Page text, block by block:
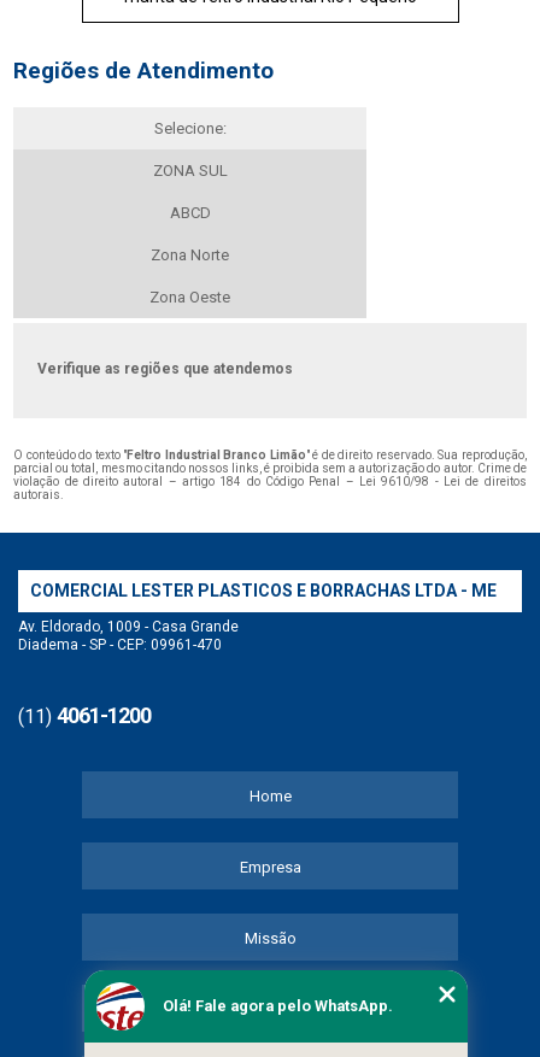
Regiões de Atendimento
Selecione:
ZONA SUL
ABCD
Zona Norte
Zona Oeste
Verifique as regiões que atendemos
O conteúdo do texto "Feltro Industrial Branco Limão" é de direito reservado. Sua reprodução,
parcial ou total, mesmo citando nossos links, é proibida sem a autorização do autor. Crime de
violação de direito autoral – artigo 184 do Código Penal –
Lei 9610/98 - Lei de direitos
autorais
COMERCIAL LESTER PLASTICOS E BORRACHAS LTDA - ME
Av. Eldorado, 1009 - Casa Grande
Diadema - SP - CEP: 09961-470
(11) 4061-1200
Home
Empresa
Missão
Serviços
Olá! Fale agora pelo WhatsApp.